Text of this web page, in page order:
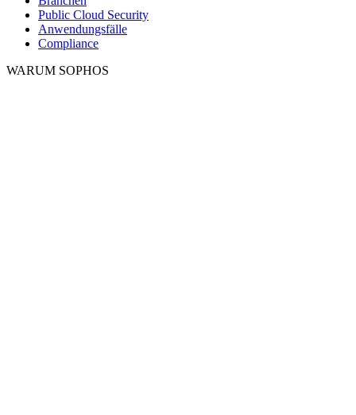
Public Cloud Security
Anwendungsfälle
Compliance
WARUM SOPHOS